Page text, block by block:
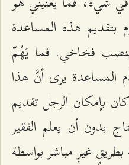
هذه المساعدة
بنصب فخاخي. فما يَهُمّ
المساعدة يرى أنَّ هذا
بإمكان الرجل تقديم
بدون أن يعلم الفقير
غيرِ مباشر بواسطة